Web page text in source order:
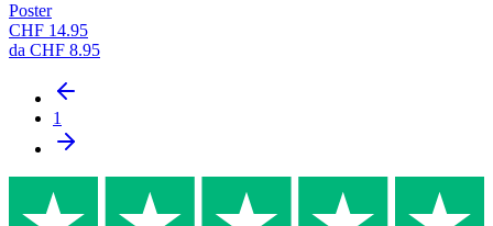
Poster
CHF 14.95
da CHF 8.95
1